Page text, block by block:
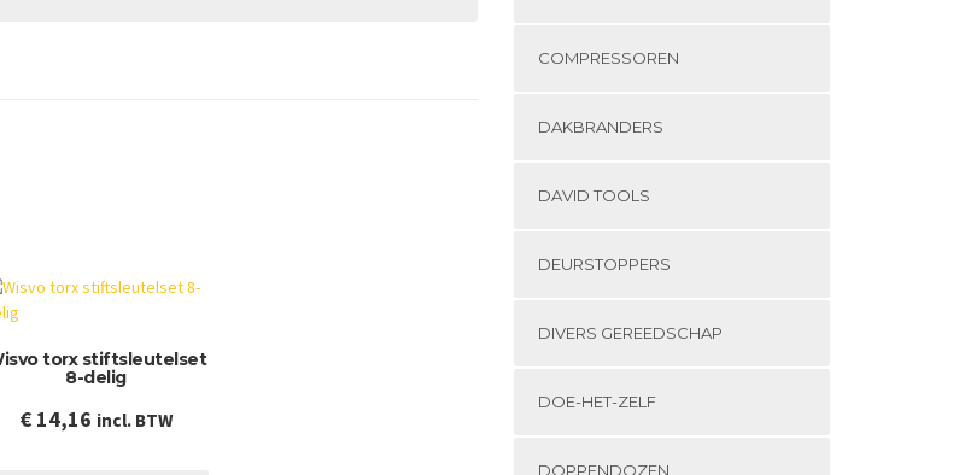
torx stiftsleutelset
8-delig
€ 14,16 incl. BTW
COMPRESSOREN
DAKBRANDERS
DAVID TOOLS
DEURSTOPPERS
DIVERS GEREEDSCHAP
DOE-HET-ZELF
DOPPENDOZEN